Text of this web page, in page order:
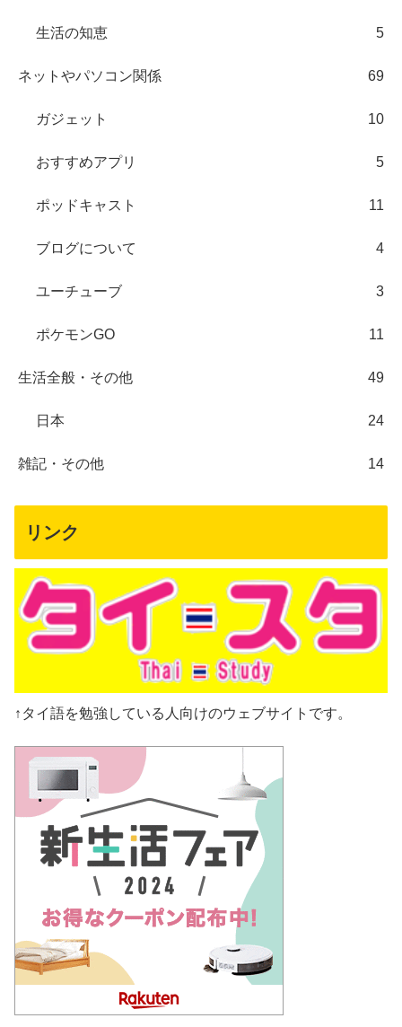
生活の知恵 5
ネットやパソコン関係 69
ガジェット 10
おすすめアプリ 5
ポッドキャスト 11
ブログについて 4
ユーチューブ 3
ポケモンGO 11
生活全般・その他 49
日本 24
雑記・その他 14
リンク
↑タイ語を勉強している人向けのウェブサイトです。